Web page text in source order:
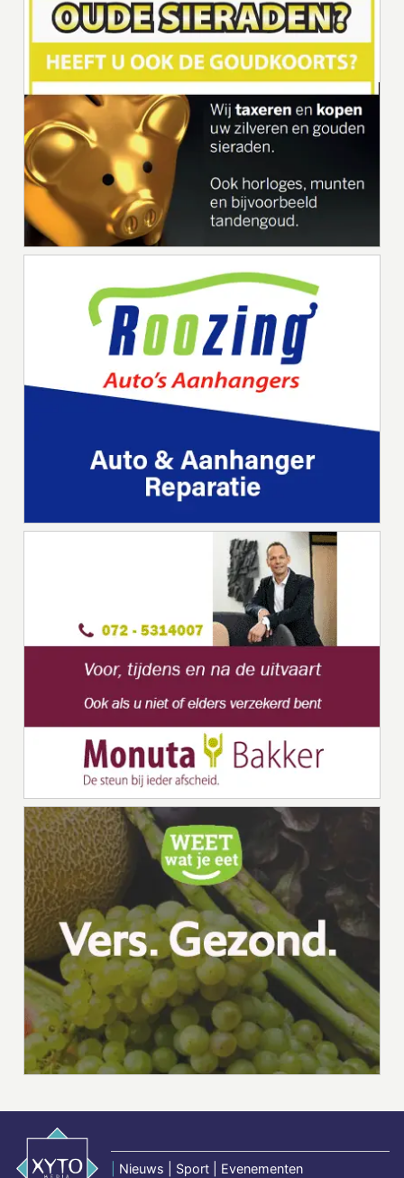
Nieuws | Sport | Evenementen